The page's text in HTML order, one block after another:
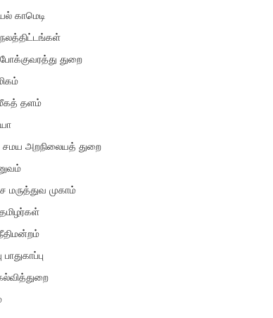
காமெடி
நலத்திட்டங்கள்
போக்குவரத்து துறை
தளம்
சமய அறநிலையத் துறை
மருத்துவ முகாம்